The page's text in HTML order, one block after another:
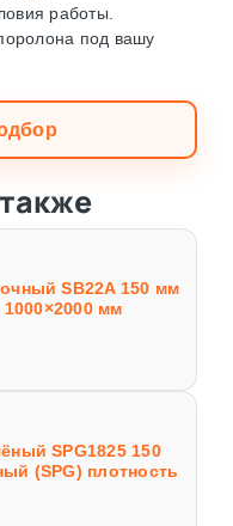
работы.
под вашу
SB22A 150 мм
1000×2000 мм
SPG1825 150
(SPG) плотность